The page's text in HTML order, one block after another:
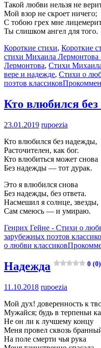
Такой любви нельзя не
Мой взор не скроет ничего;
С тобою грех мне
Ты слишком ангел для того.
Короткие стихи, Короткие
стихи Михаила Лермонтова
Лермонтова, Стихи
вере и надежде, Стихи о
поэтов классиков
Кто влюбился
23.01.2019 rupoezia
Кто влюбился без надежды,
Расточителен, как бог.
Кто влюбиться может снова
Без надежды — тот дурак.
Это я влюбился снова
Без надежды, без ответа.
Насмешил я солнце, звезды,
Сам смеюсь — и умираю.
Генрих Гейне - Стихи о
зарубежных поэтов
о любви классиков
Надежда 0 (0)
11.10.2018 rupoezia
Мой дух! доверенность к
Мужайся; будь в терпеньи
Не он ли к лучшему концу
Меня провел сквозь
На поле смерти чья рука